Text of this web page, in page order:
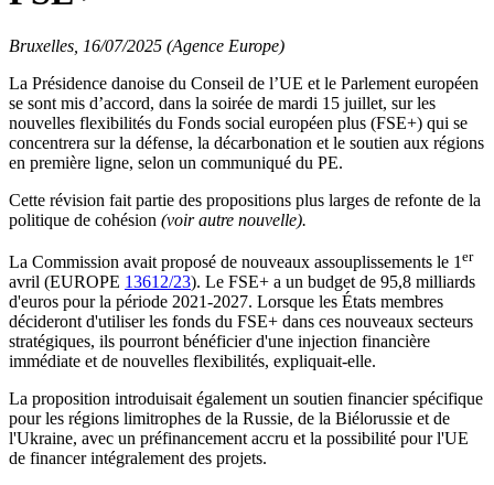
Bruxelles, 16/07/2025 (Agence Europe)
La Présidence danoise du Conseil de l’UE et le Parlement européen
se sont mis d’accord, dans la soirée de mardi 15 juillet, sur les
nouvelles flexibilités du Fonds social européen plus (FSE+) qui se
concentrera sur la défense, la décarbonation et le soutien aux régions
en première ligne, selon un communiqué du PE.
Cette révision fait partie des propositions plus larges de refonte de la
politique de cohésion (voir autre nouvelle).
La Commission avait proposé de nouveaux assouplissements le 1 er
avril (EUROPE 13612/23). Le FSE+ a un budget de 95,8 milliards
d'euros pour la période 2021-2027. Lorsque les États membres
décideront d'utiliser les fonds du FSE+ dans ces nouveaux secteurs
stratégiques, ils pourront bénéficier d'une injection financière
immédiate et de nouvelles flexibilités, expliquait-elle.
La proposition introduisait également un soutien financier spécifique
pour les régions limitrophes de la Russie, de la Biélorussie et de
l'Ukraine, avec un préfinancement accru et la possibilité pour l'UE
de financer intégralement des projets.